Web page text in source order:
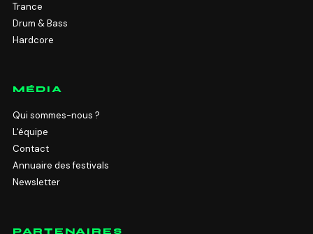
Trance
Drum & Bass
Hardcore
MÉDIA
Qui sommes-nous ?
L'équipe
Contact
Annuaire des festivals
Newsletter
PARTENAIRES